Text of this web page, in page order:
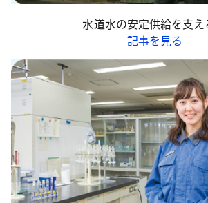
水道水の安定供給を支え
記事を見る